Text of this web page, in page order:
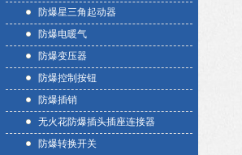
防爆星三角起动器
防爆电暖气
防爆变压器
防爆控制按钮
防爆插销
无火花防爆插头插座连接器
防爆转换开关